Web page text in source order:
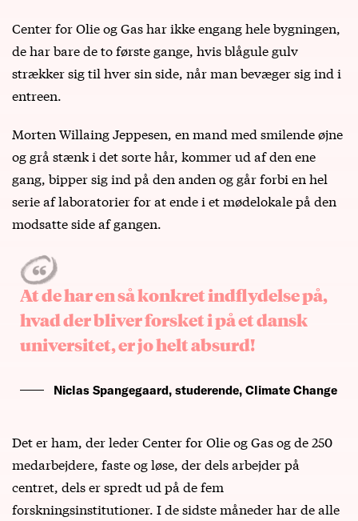
Center for Olie og Gas har ikke engang hele bygningen,
de har bare de to første gange, hvis blågule gulv
strækker sig til hver sin side, når man bevæger sig ind i
entreen.
Morten Willaing Jeppesen, en mand med smilende øjne
og grå stænk i det sorte hår, kommer ud af den ene
gang, bipper sig ind på den anden og går forbi en hel
serie af laboratorier for at ende i et mødelokale på den
modsatte side af gangen.
At de har en så konkret indflydelse på,
hvad der bliver forsket i på et dansk
universitet, er jo helt absurd!
Niclas Spangegaard, studerende, Climate Change
Det er ham, der leder Center for Olie og Gas og de 250
medarbejdere, faste og løse, der dels arbejder på
centret, dels er spredt ud på de fem
forskningsinstitutioner. I de sidste måneder har de alle